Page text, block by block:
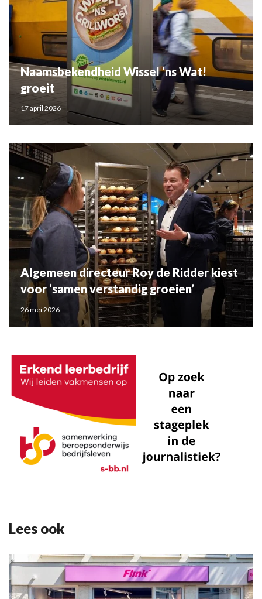
Naamsbekendheid Wissel ‘ns Wat!
groeit
17 april 2026
Algemeen directeur Roy de Ridder kiest
voor ‘samen verstandig groeien’
26 mei 2026
Lees ook